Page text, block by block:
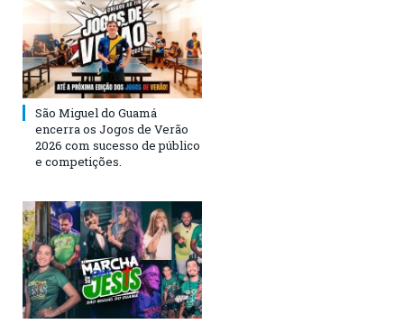
São Miguel do Guamá
encerra os Jogos de Verão
2026 com sucesso de público
e competições.